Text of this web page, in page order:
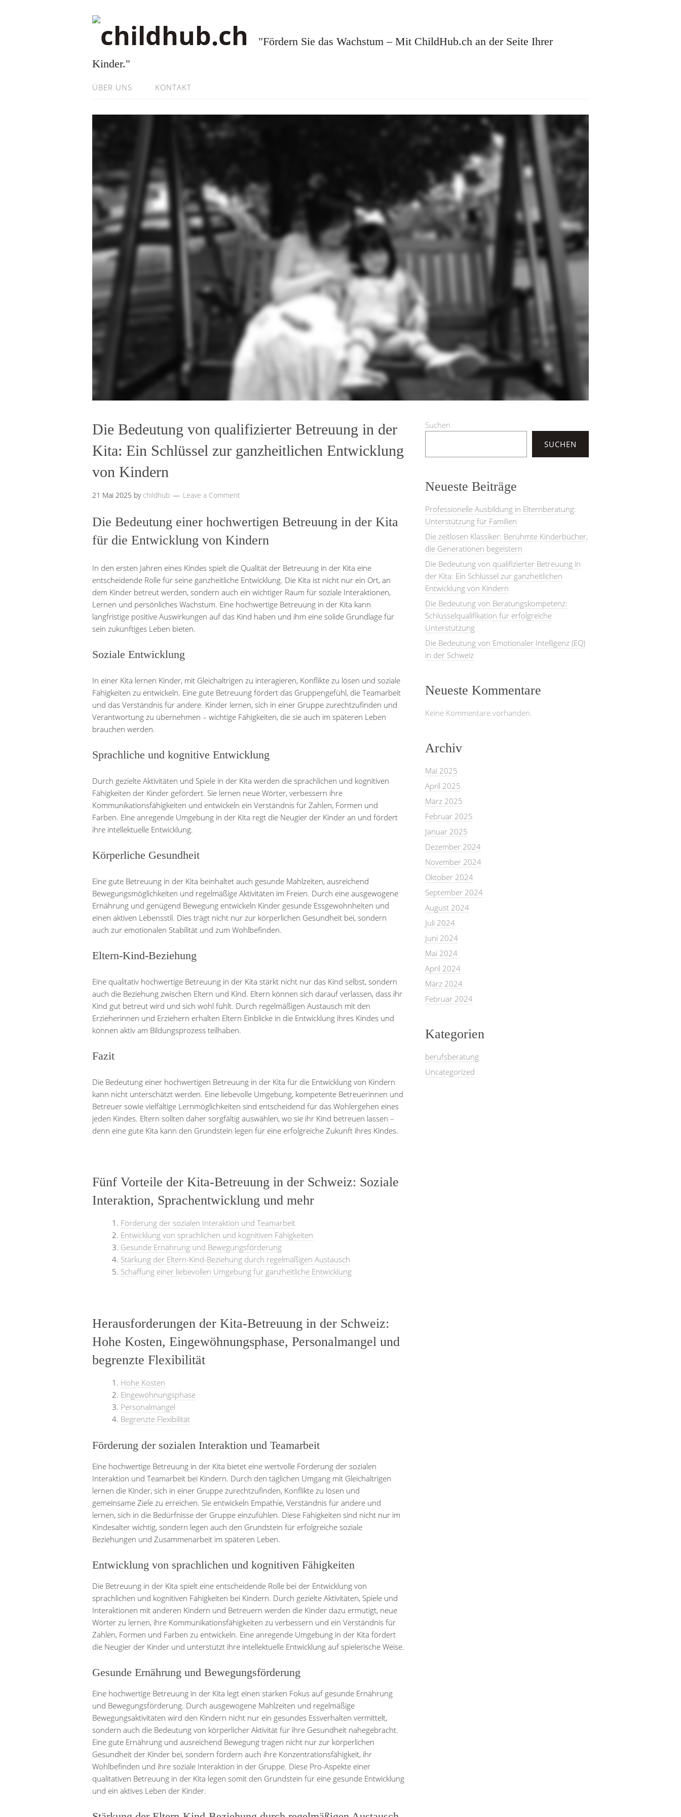
"Fördern Sie das Wachstum – Mit ChildHub.ch an der Seite Ihrer
Kinder."
ÜBER UNS KONTAKT
Die Bedeutung von qualifizierter Betreuung in der
Kita: Ein Schlüssel zur ganzheitlichen Entwicklung
von Kindern
21 Mai 2025 by childhub Leave a Comment
Die Bedeutung einer hochwertigen Betreuung in der Kita
für die Entwicklung von Kindern
In den ersten Jahren eines Kindes spielt die Qualität der Betreuung in der Kita eine
entscheidende Rolle für seine ganzheitliche Entwicklung. Die Kita ist nicht nur ein Ort, an
dem Kinder betreut werden, sondern auch ein wichtiger Raum für soziale Interaktionen,
Lernen und persönliches Wachstum. Eine hochwertige Betreuung in der Kita kann
langfristige positive Auswirkungen auf das Kind haben und ihm eine solide Grundlage für
sein zukünftiges Leben bieten.
Soziale Entwicklung
In einer Kita lernen Kinder, mit Gleichaltrigen zu interagieren, Konflikte zu lösen und soziale
Fähigkeiten zu entwickeln. Eine gute Betreuung fördert das Gruppengefühl, die Teamarbeit
und das Verständnis für andere. Kinder lernen, sich in einer Gruppe zurechtzufinden und
Verantwortung zu übernehmen – wichtige Fähigkeiten, die sie auch im späteren Leben
brauchen werden.
Sprachliche und kognitive Entwicklung
Durch gezielte Aktivitäten und Spiele in der Kita werden die sprachlichen und kognitiven
Fähigkeiten der Kinder gefördert. Sie lernen neue Wörter, verbessern ihre
Kommunikationsfähigkeiten und entwickeln ein Verständnis für Zahlen, Formen und
Farben. Eine anregende Umgebung in der Kita regt die Neugier der Kinder an und fördert
ihre intellektuelle Entwicklung.
Körperliche Gesundheit
Eine gute Betreuung in der Kita beinhaltet auch gesunde Mahlzeiten, ausreichend
Bewegungsmöglichkeiten und regelmäßige Aktivitäten im Freien. Durch eine ausgewogene
Ernährung und genügend Bewegung entwickeln Kinder gesunde Essgewohnheiten und
einen aktiven Lebensstil. Dies trägt nicht nur zur körperlichen Gesundheit bei, sondern
auch zur emotionalen Stabilität und zum Wohlbefinden.
Eltern-Kind-Beziehung
Eine qualitativ hochwertige Betreuung in der Kita stärkt nicht nur das Kind selbst, sondern
auch die Beziehung zwischen Eltern und Kind. Eltern können sich darauf verlassen, dass ihr
Kind gut betreut wird und sich wohl fühlt. Durch regelmäßigen Austausch mit den
Erzieherinnen und Erziehern erhalten Eltern Einblicke in die Entwicklung ihres Kindes und
können aktiv am Bildungsprozess teilhaben.
Fazit
Die Bedeutung einer hochwertigen Betreuung in der Kita für die Entwicklung von Kindern
kann nicht unterschätzt werden. Eine liebevolle Umgebung, kompetente Betreuerinnen und
Betreuer sowie vielfältige Lernmöglichkeiten sind entscheidend für das Wohlergehen eines
jeden Kindes. Eltern sollten daher sorgfältig auswählen, wo sie ihr Kind betreuen lassen –
denn eine gute Kita kann den Grundstein legen für eine erfolgreiche Zukunft ihres Kindes.
Fünf Vorteile der Kita-Betreuung in der Schweiz: Soziale
Interaktion, Sprachentwicklung und mehr
Förderung der sozialen Interaktion und Teamarbeit
Entwicklung von sprachlichen und kognitiven Fähigkeiten
Gesunde Ernährung und Bewegungsförderung
Stärkung der Eltern-Kind-Beziehung durch regelmäßigen Austausch
Schaffung einer liebevollen Umgebung für ganzheitliche Entwicklung
Herausforderungen der Kita-Betreuung in der Schweiz:
Hohe Kosten, Eingewöhnungsphase, Personalmangel und
begrenzte Flexibilität
Hohe Kosten
Eingewöhnungsphase
Personalmangel
Begrenzte Flexibilität
Förderung der sozialen Interaktion und Teamarbeit
Eine hochwertige Betreuung in der Kita bietet eine wertvolle Förderung der sozialen
Interaktion und Teamarbeit bei Kindern. Durch den täglichen Umgang mit Gleichaltrigen
lernen die Kinder, sich in einer Gruppe zurechtzufinden, Konflikte zu lösen und
gemeinsame Ziele zu erreichen. Sie entwickeln Empathie, Verständnis für andere und
lernen, sich in die Bedürfnisse der Gruppe einzufühlen. Diese Fähigkeiten sind nicht nur im
Kindesalter wichtig, sondern legen auch den Grundstein für erfolgreiche soziale
Beziehungen und Zusammenarbeit im späteren Leben.
Entwicklung von sprachlichen und kognitiven Fähigkeiten
Die Betreuung in der Kita spielt eine entscheidende Rolle bei der Entwicklung von
sprachlichen und kognitiven Fähigkeiten bei Kindern. Durch gezielte Aktivitäten, Spiele und
Interaktionen mit anderen Kindern und Betreuern werden die Kinder dazu ermutigt, neue
Wörter zu lernen, ihre Kommunikationsfähigkeiten zu verbessern und ein Verständnis für
Zahlen, Formen und Farben zu entwickeln. Eine anregende Umgebung in der Kita fördert
die Neugier der Kinder und unterstützt ihre intellektuelle Entwicklung auf spielerische Weise.
Gesunde Ernährung und Bewegungsförderung
Eine hochwertige Betreuung in der Kita legt einen starken Fokus auf gesunde Ernährung
und Bewegungsförderung. Durch ausgewogene Mahlzeiten und regelmäßige
Bewegungsaktivitäten wird den Kindern nicht nur ein gesundes Essverhalten vermittelt,
sondern auch die Bedeutung von körperlicher Aktivität für ihre Gesundheit nahegebracht.
Eine gute Ernährung und ausreichend Bewegung tragen nicht nur zur körperlichen
Gesundheit der Kinder bei, sondern fördern auch ihre Konzentrationsfähigkeit, ihr
Wohlbefinden und ihre soziale Interaktion in der Gruppe. Diese Pro-Aspekte einer
qualitativen Betreuung in der Kita legen somit den Grundstein für eine gesunde Entwicklung
und ein aktives Leben der Kinder.
Suchen
SUCHEN
Neueste Beiträge
Professionelle Ausbildung in Elternberatung:
Unterstützung für Familien
Die zeitlosen Klassiker: Berühmte Kinderbücher,
die Generationen begeistern
Die Bedeutung von qualifizierter Betreuung in
der Kita: Ein Schlüssel zur ganzheitlichen
Entwicklung von Kindern
Die Bedeutung von Beratungskompetenz:
Schlüsselqualifikation für erfolgreiche
Unterstützung
Die Bedeutung von Emotionaler Intelligenz (EQ)
in der Schweiz
Neueste Kommentare
Keine Kommentare vorhanden.
Archiv
Mai 2025
April 2025
März 2025
Februar 2025
Januar 2025
Dezember 2024
November 2024
Oktober 2024
September 2024
August 2024
Juli 2024
Juni 2024
Mai 2024
April 2024
März 2024
Februar 2024
Kategorien
berufsberatung
Uncategorized